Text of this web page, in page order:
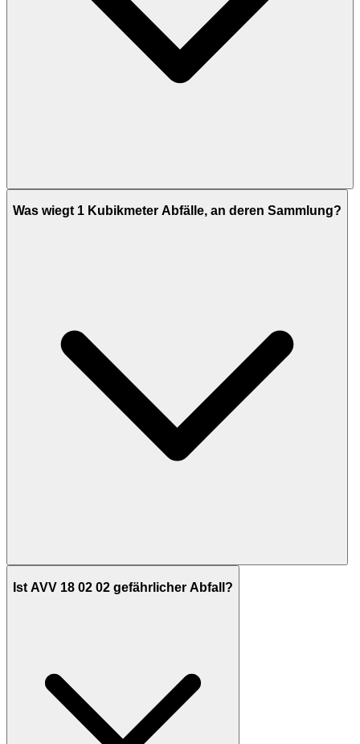
Was wiegt 1 Kubikmeter Abfälle, an deren Sammlung?
Ist AVV 18 02 02 gefährlicher Abfall?